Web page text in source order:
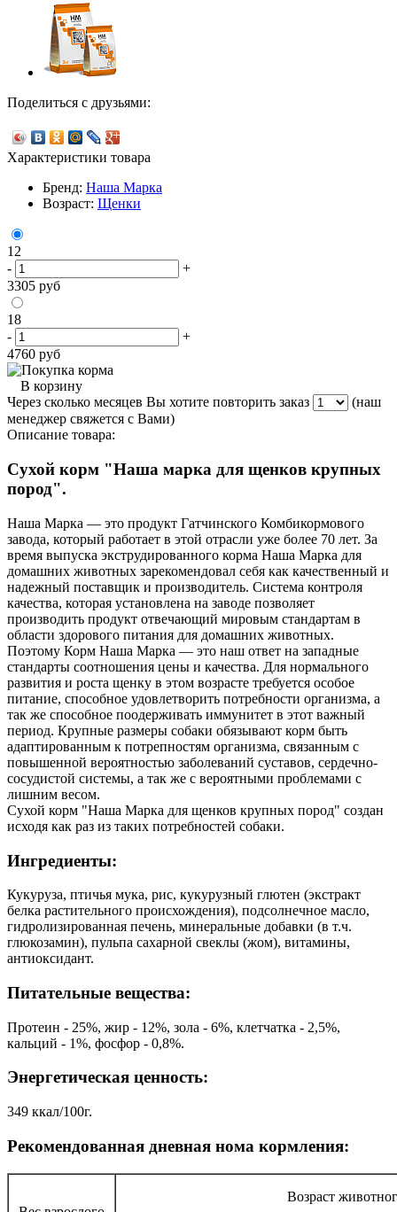
Поделиться с друзьями:
Характеристики товара
Бренд: Наша Марка
Возраст: Щенки
12
-
+
3305 руб
18
-
+
4760 руб
В корзину
Через сколько месяцев Вы хотите повторить заказ
(наш
менеджер свяжется с Вами)
Описание товара:
Сухой корм "Наша марка для щенков крупных
пород".
Наша Марка — это продукт Гатчинского Комбикормового
завода, который работает в этой отрасли уже более 70 лет. За
время выпуска экструдированного корма Наша Марка для
домашних животных зарекомендовал себя как качественный и
надежный поставщик и производитель. Система контроля
качества, которая установлена на заводе позволяет
производить продукт отвечающий мировым стандартам в
области здорового питания для домашних животных.
Поэтому Корм Наша Марка — это наш ответ на западные
стандарты соотношения цены и качества. Для нормального
развития и роста щенку в этом возрасте требуется особое
питание, способное удовлетворить потребности организма, а
так же способное поодерживать иммунитет в этот важный
период. Крупные размеры собаки обязывают корм быть
адаптированным к потрепностям организма, связанным с
повышенной вероятностью заболеваний суставов, сердечно-
сосудистой системы, а так же с вероятными проблемами с
лишним весом.
Сухой корм "Наша Марка для щенков крупных пород" создан
исходя как раз из таких потребностей собаки.
Ингредиенты:
Кукуруза, птичья мука, рис, кукурузный глютен (экстракт
белка растительного происхождения), подсолнечное масло,
гидролизированная печень, минеральные добавки (в т.ч.
глюкозамин), пульпа сахарной свеклы (жом), витамины,
антиоксидант.
Питательные вещества:
Протеин - 25%, жир - 12%, зола - 6%, клетчатка - 2,5%,
кальций - 1%, фосфор - 0,8%.
Энергетическая ценность:
349 ккал/100г.
Рекомендованная дневная нома кормления:
Возраст